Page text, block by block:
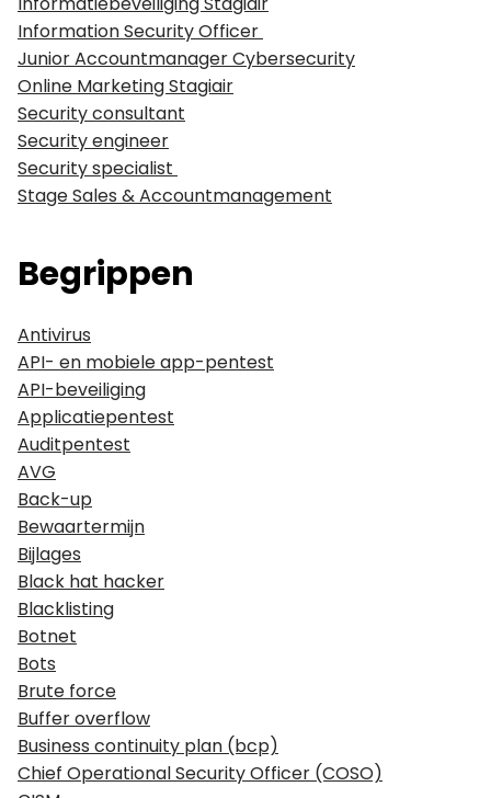
Information Security Officer
Junior Accountmanager Cybersecurity
Online Marketing Stagiair
Security consultant
Security engineer
Security specialist
Stage Sales & Accountmanagement
Begrippen
Antivirus
API- en mobiele app-pentest
API-beveiliging
Applicatiepentest
Auditpentest
AVG
Back-up
Bewaartermijn
Bijlages
Black hat hacker
Blacklisting
Botnet
Bots
Brute force
Buffer overflow
Business continuity plan (bcp)
Chief Operational Security Officer (COSO)